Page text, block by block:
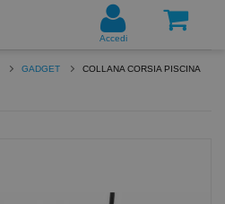
Accedi
GADGET COLLANA CORSIA PISCINA